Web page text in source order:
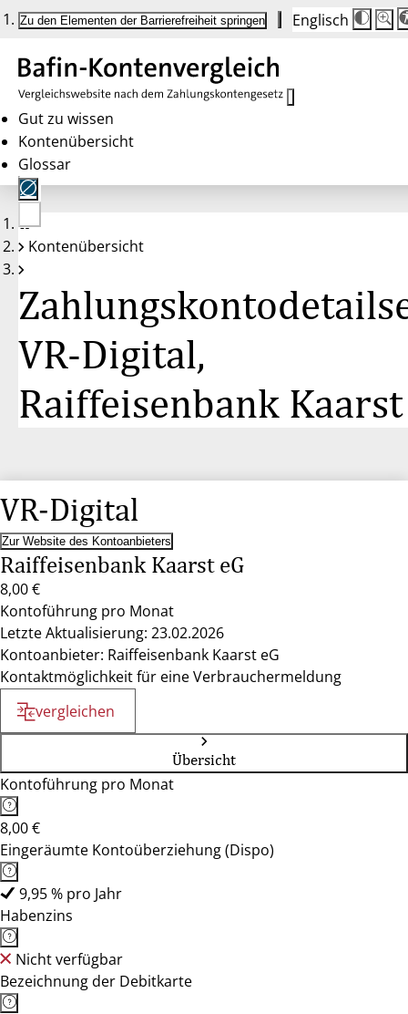
Zu den Elementen der Barrierefreiheit springen Englisch
Die
auf
100
100
Gut zu wissen
Kontenübersicht
Glossar
Keine
Konten
Kontenübersicht
VR-Digital,
Raiffeisenbank Kaarst
VR-Digital
Zur Website des Kontoanbieters
Raiffeisenbank Kaarst eG
8,00 €
Kontoführung pro Monat
Letzte Aktualisierung: 23.02.2026
Kontoanbieter: Raiffeisenbank Kaarst eG
Kontaktmöglichkeit für eine Verbrauchermeldung
vergleichen
Übersicht
Kontoführung pro Monat
8,00 €
Eingeräumte Kontoüberziehung (Dispo)
9,95 % pro Jahr
Habenzins
Nicht verfügbar
Bezeichnung der Debitkarte